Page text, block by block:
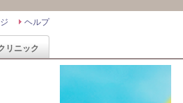
ヘルプ
リニック